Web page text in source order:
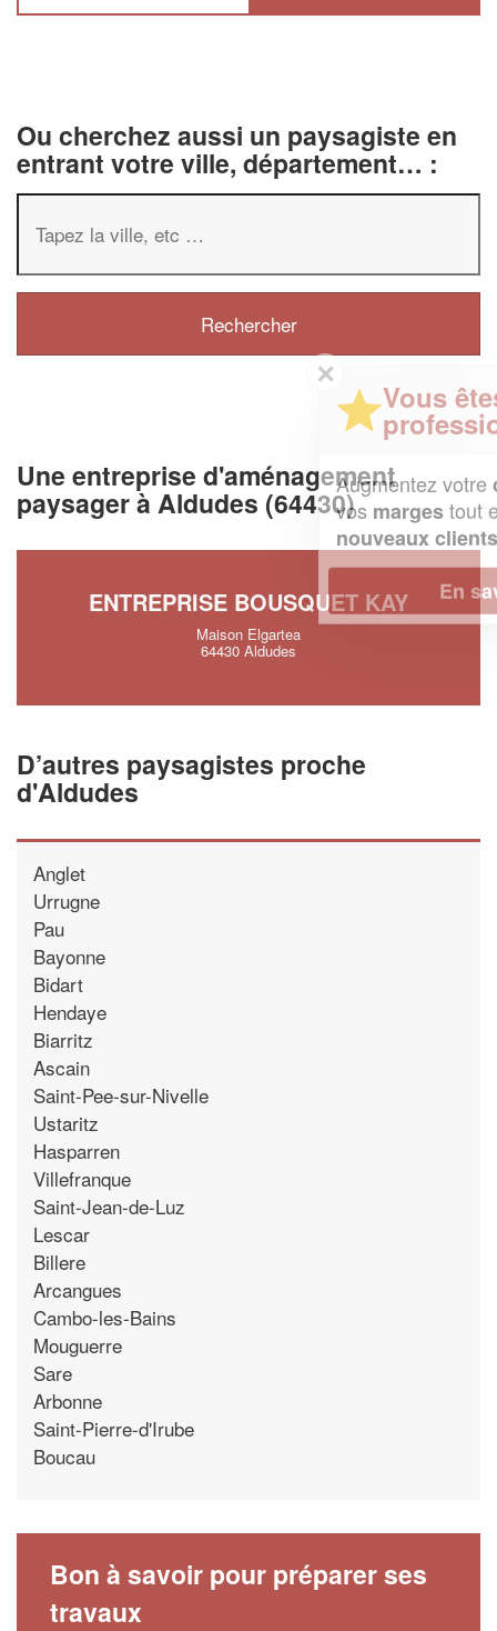
Ou cherchez aussi un paysagiste en
entrant votre ville, département… :
Une entreprise d'aménagement
paysager à Aldudes (64430)
ENTREPRISE BOUSQUET KAY
Maison Elgartea
64430 Aldudes
D’autres paysagistes proche
d'Aldudes
Anglet
Urrugne
Pau
Bayonne
Bidart
Hendaye
Biarritz
Ascain
Saint-Pee-sur-Nivelle
Ustaritz
Hasparren
Villefranque
Saint-Jean-de-Luz
Lescar
Billere
Arcangues
Cambo-les-Bains
Mouguerre
Sare
Arbonne
Saint-Pierre-d'Irube
Boucau
Bon à savoir pour préparer ses
travaux
Vous êtes un
professionnel ?
Augmentez votrechiffre d'affaireset
vosmargestout en gagnant de
En savoir plus